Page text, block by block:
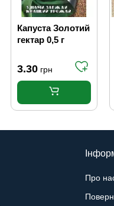
Капуста Золотий
гектар 0,5 г
3.30 грн
Про